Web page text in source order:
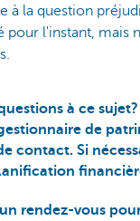
à la question
pour l'instant, mais
à ce
de
contact. Si
rendez-vous